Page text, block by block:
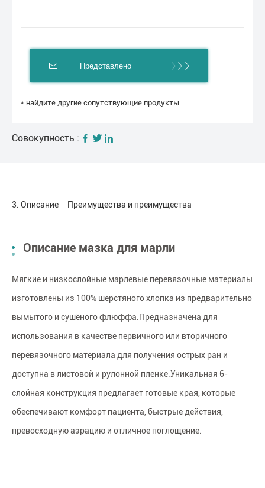
Представлено
* найдите другие сопутствующие продукты
Совокупность :
3. Описание Преимущества и преимущества
Описание мазка для марли
Мягкие и низкослойные марлевые перевязочные материалы
изготовлены из 100% шерстяного хлопка из предварительно
вымытого и сушёного флюффа.Предназначена для
использования в качестве первичного или вторичного
перевязочного материала для получения острых ран и
доступна в листовой и рулонной пленке.Уникальная 6-
слойная конструкция предлагает готовые края, которые
обеспечивают комфорт пациента, быстрые действия,
превосходную аэрацию и отличное поглощение.